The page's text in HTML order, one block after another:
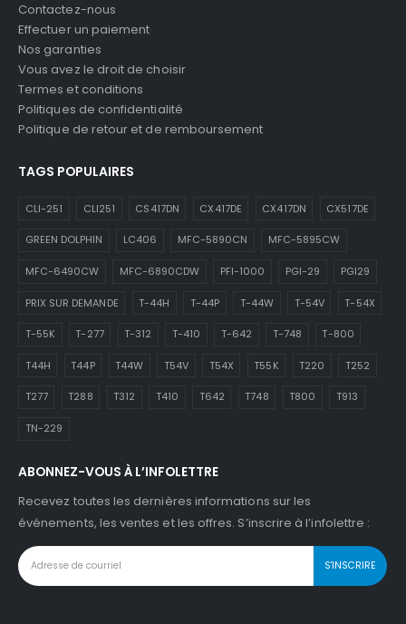
Contactez-nous
Effectuer un paiement
Nos garanties
Vous avez le droit de choisir
Termes et conditions
Politiques de confidentialité
Politique de retour et de remboursement
TAGS POPULAIRES
CLI-251 CLI251 CS417DN CX417DE CX417DN CX517DE
GREEN DOLPHIN LC406 MFC-5890CN MFC-5895CW
MFC-6490CW MFC-6890CDW PFI-1000 PGI-29 PGI29
PRIX SUR DEMANDE T-44H T-44P T-44W T-54V T-54X
T-55K T-277 T-312 T-410 T-642 T-748 T-800
T44H T44P T44W T54V T54X T55K T220 T252
T277 T288 T312 T410 T642 T748 T800 T913
TN-229
ABONNEZ-VOUS À L’INFOLETTRE
Recevez toutes les dernières informations sur les
événements, les ventes et les offres. S’inscrire à l’infolettre :